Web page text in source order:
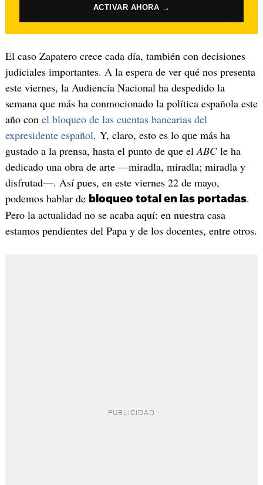
ACTIVAR AHORA →
El caso Zapatero crece cada día, también con decisiones
judiciales importantes. A la espera de ver qué nos presenta
este viernes, la Audiencia Nacional ha despedido la
semana que más ha conmocionado la política española este
año con el bloqueo de las cuentas bancarias del
expresidente español. Y, claro, esto es lo que más ha
gustado a la prensa, hasta el punto de que elABCle ha
dedicado una obra de arte —miradla, miradla; miradla y
disfrutad—. Así pues, en este viernes 22 de mayo,
podemos hablar de bloqueo total en las portadas.
Pero la actualidad no se acaba aquí: en nuestra casa
estamos pendientes del Papa y de los docentes, entre otros.